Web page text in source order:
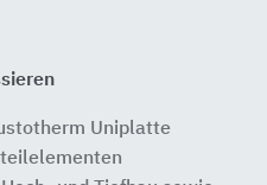
Uniplatte